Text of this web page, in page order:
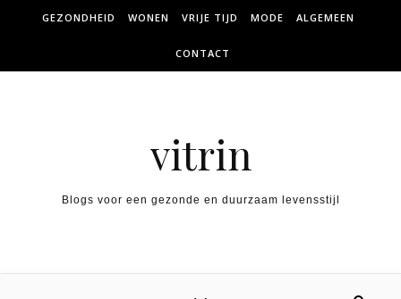
Skip to content
GEZONDHEID WONEN VRIJE TIJD MODE ALGEMEEN
CONTACT
vitrin
Blogs voor een gezonde en duurzaam levensstijl